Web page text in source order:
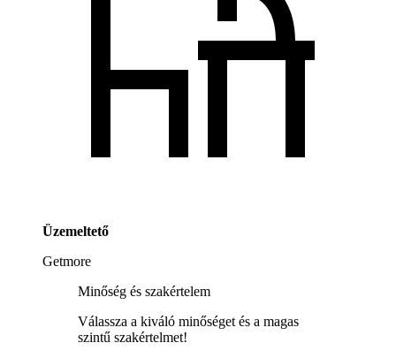
Üzemeltető
Getmore
Minőség és szakértelem
Válassza a kiváló minőséget és a magas
szintű szakértelmet!